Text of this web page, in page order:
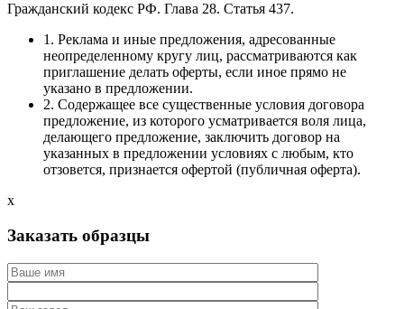
Гражданский кодекс РФ. Глава 28. Статья 437.
1. Реклама и иные предложения, адресованные
неопределенному кругу лиц, рассматриваются как
приглашение делать оферты, если иное прямо не
указано в предложении.
2. Содержащее все существенные условия договора
предложение, из которого усматривается воля лица,
делающего предложение, заключить договор на
указанных в предложении условиях с любым, кто
отзовется, признается офертой (публичная оферта).
x
Заказать образцы